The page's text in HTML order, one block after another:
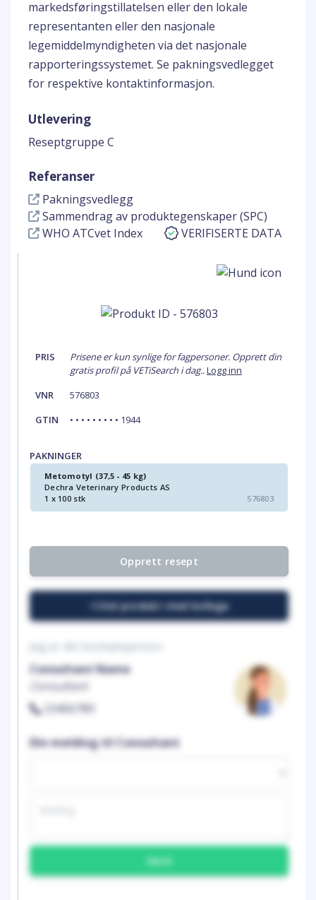
markedsføringstillatelsen eller den lokale
representanten eller den nasjonale
legemiddelmyndigheten via det nasjonale
rapporteringssystemet. Se pakningsvedlegget
for respektive kontaktinformasjon.
Utlevering
Reseptgruppe C
Referanser
Pakningsvedlegg
Sammendrag av produktegenskaper (SPC)
WHO ATCvet Index
VERIFISERTE DATA
PRIS
Prisene er kun synlige for fagpersoner. Opprett din
gratis profil på VETiSearch i dag..Logg inn
VNR
576803
GTIN
• • • • • • • • • 1944
PAKNINGER
Metomotyl (37,5 - 45 kg)
Dechra Veterinary Products AS
1 x 100 stk
576803
Opprett resept
Del produkt med kollega
Jeg er din kontaktperson
Consultant Name
Consultant
23456789
Din melding til Consultant
Send